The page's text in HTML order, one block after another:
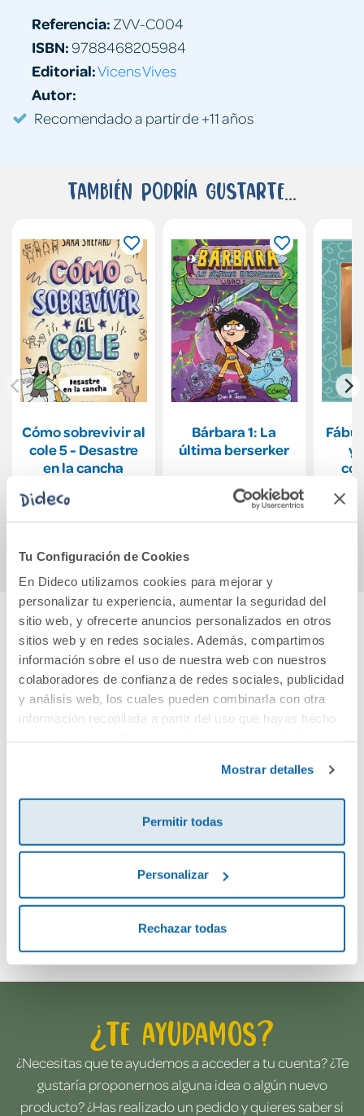
Tu Configuración de Cookies
En Dideco utilizamos cookies para mejorar y
personalizar tu experiencia, aumentar la seguridad del
sitio web, y ofrecerte anuncios personalizados en otros
sitios web y en redes sociales. Además, compartimos
información sobre el uso de nuestra web con nuestros
colaboradores de confianza de redes sociales, publicidad
y análisis web, los cuales pueden combinarla con otra
información recopilada a partir del uso que hayas hecho
Mostrar detalles
Permitir todas
Personalizar
Rechazar todas
Referencia: ZVV-C004
ISBN:9788468205984
Editorial:Vicens Vives
Autor:
Recomendado a partir de +11 años
También podría gustarte...
Cómo sobrevivir al
cole 5 - Desastre
en la cancha
15,95€
Comprar
Bárbara 1: La
última berserker
14,94€
Comprar
y
Cuéntanos tu opinión
¡Sé el primero en valorar este producto!
Envía tu opinión
¿Te ayudamos?
¿Necesitas que te ayudemos a acceder a tu cuenta? ¿Te
gustaría proponernos alguna idea o algún nuevo
producto? ¿Has realizado un pedido y quieres saber si